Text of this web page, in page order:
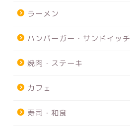
ラーメン
ハンバーガー・サンドイッチ
焼肉・ステーキ
カフェ
寿司・和食